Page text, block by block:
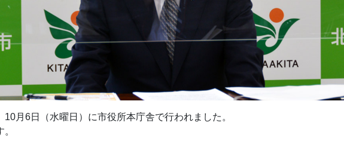
月6日（水曜日）に市役所本庁舎で行われました。